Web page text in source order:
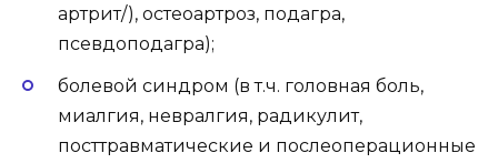
артрит/), остеоартроз, подагра,
псевдоподагра);
болевой синдром (в т.ч. головная боль,
миалгия, невралгия, радикулит,
посттравматические и послеоперационные